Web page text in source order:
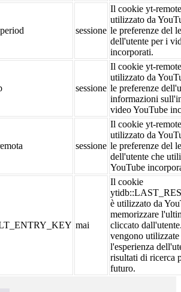
sessione
Il cookie yt-
utilizzato da
le preferenze del
dell'utente per i
incorporati.
sessione
Il cookie yt-
utilizzato da
le preferenze
informazioni
video YouTube
sessione
Il cookie yt-
utilizzato da
le preferenze del
dell'utente che
YouTube
mai
Il cookie
è utilizzato da
memorizzare
cliccato
vengono
l'esperienza
risultati di ricerca
futuro.